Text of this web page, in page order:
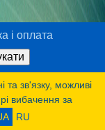
і оплата
та зв'язку, можливі
вибачення за
RU